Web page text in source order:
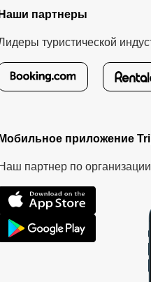
Наши партнеры
туристической
Мобильное приложение
Наш партнер по организации